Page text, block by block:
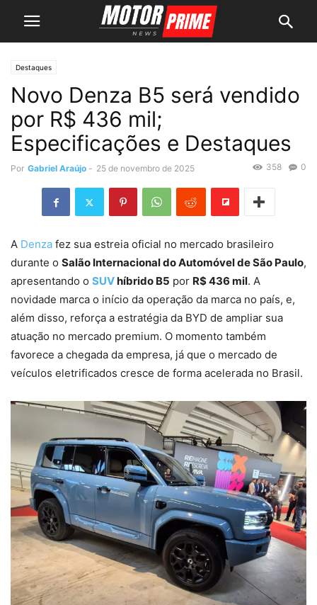
Destaques
Novo Denza B5 será vendido
por R$ 436 mil;
Especificações e Destaques
Por Gabriel Araújo - 25 de novembro de 2025 0
358
A Denza fez sua estreia oficial no mercado brasileiro
durante o Salão Internacional do Automóvel de São Paulo,
apresentando o SUVhíbrido B5 por R$ 436 mil. A
novidade marca o início da operação da marca no país, e,
além disso, reforça a estratégia da BYD de ampliar sua
atuação no mercado premium. O momento também
favorece a chegada da empresa, já que o mercado de
veículos eletrificados cresce de forma acelerada no Brasil.